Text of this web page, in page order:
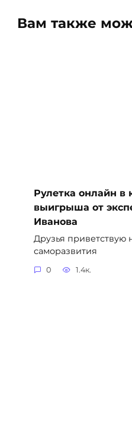
Вам также
Рулетка онлайн в
выигрыша от
Иванова
Друзья приветствую
саморазвития
0 1.4к.